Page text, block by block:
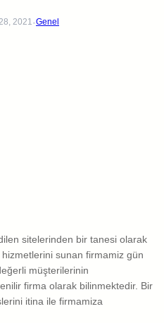
2021·Genel
sitelerinden bir tanesi olarak
hizmetlerini sunan firmamiz gün
müşterilerinin
firma olarak bilinmektedir. Bir
itina ile firmamiza